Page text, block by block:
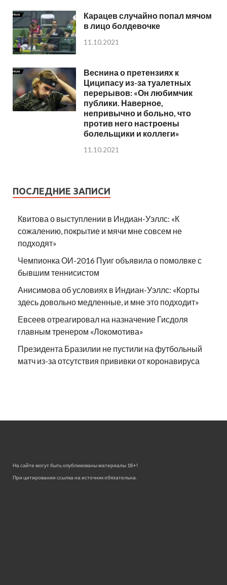
Карацев случайно попал мячом
в лицо болдевочке
11.10.2021
Веснина о претензиях к
Циципасу из-за туалетных
перерывов: «Он любимчик
публики. Наверное,
непривычно и больно, что
против него настроены
болельщики и коллеги»
11.10.2021
ПОСЛЕДНИЕ ЗАПИСИ
Квитова о выступлении в Индиан-Уэллс: «К
сожалению, покрытие и мячи мне совсем не
подходят»
Чемпионка ОИ-2016 Пуиг объявила о помолвке с
бывшим теннисистом
Анисимова об условиях в Индиан-Уэллс: «Корты
здесь довольно медленные, и мне это подходит»
Евсеев отреагировал на назначение Гисдоля
главным тренером «Локомотива»
Президента Бразилии не пустили на футбольный
матч из-за отсутствия прививки от коронавируса
На сайте могут быть опубликованы материалы 18+!
При цитировании ссылка на источник обязательна.